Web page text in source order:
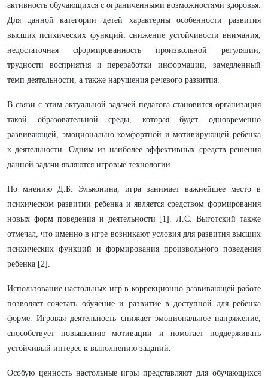
активность обучающихся с ограниченными возможностями здоровья.
Для данной категории детей характерны особенности развития
высших психических функций: снижение устойчивости внимания,
недостаточная сформированность произвольной регуляции,
трудности восприятия и переработки информации, замедленный
темп деятельности, а также нарушения речевого развития.
В связи с этим актуальной задачей педагога становится организация
такой образовательной среды, которая будет одновременно
развивающей, эмоционально комфортной и мотивирующей ребенка
к деятельности. Одним из наиболее эффективных средств решения
данной задачи являются игровые технологии.
По мнению Д.Б. Эльконина, игра занимает важнейшее место в
психическом развитии ребенка и является средством формирования
новых форм поведения и деятельности [1]. Л.С. Выготский также
отмечал, что именно в игре возникают условия для развития высших
психических функций и формирования произвольного поведения
ребенка [2].
Использование настольных игр в коррекционно-развивающей работе
позволяет сочетать обучение и развитие в доступной для ребенка
форме. Игровая деятельность снижает эмоциональное напряжение,
способствует повышению мотивации и помогает поддерживать
устойчивый интерес к выполнению заданий.
Особую ценность настольные игры представляют для обучающихся